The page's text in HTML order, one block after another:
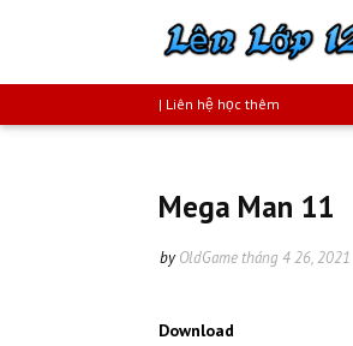
| Liên hệ học thêm
Mega Man 11
by OldGame tháng 4 26, 2021
Download